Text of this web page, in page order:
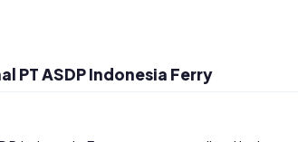
PT ASDP Indonesia Ferry